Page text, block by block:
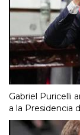
Gabriel Puricelli
a la Presidencia